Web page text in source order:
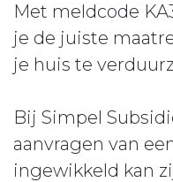
Met meldcode
je de juiste
je huis te
Bij Simpel
aanvragen van
ingewikkeld kan